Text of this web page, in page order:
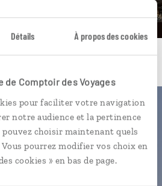
Détails À propos des cookies
de Comptoir des Voyages
pour faciliter votre navigation
notre audience et la pertinence
pouvez choisir maintenant quels
pourrez modifier vos choix en
cookies » en bas de page.
de voyage
?